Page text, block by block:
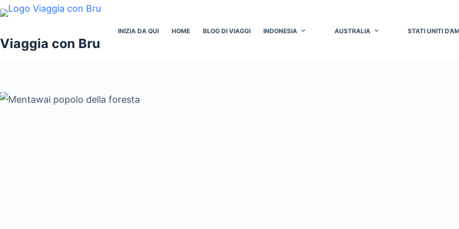
Salta
contenuto
Viaggia con Bru
INIZIA DA QUI HOME BLOG DI VIAGGI INDONESIA AUSTRALIA STATI UNITI